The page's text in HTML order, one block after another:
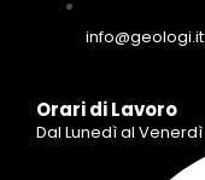
info@geologi.it
Orari di Lavoro
Dal Lunedì al Venerdì